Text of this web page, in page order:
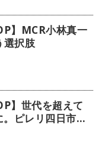
】MCR小林真一
選択肢
】世代を超えて
ピレリ四日市タ